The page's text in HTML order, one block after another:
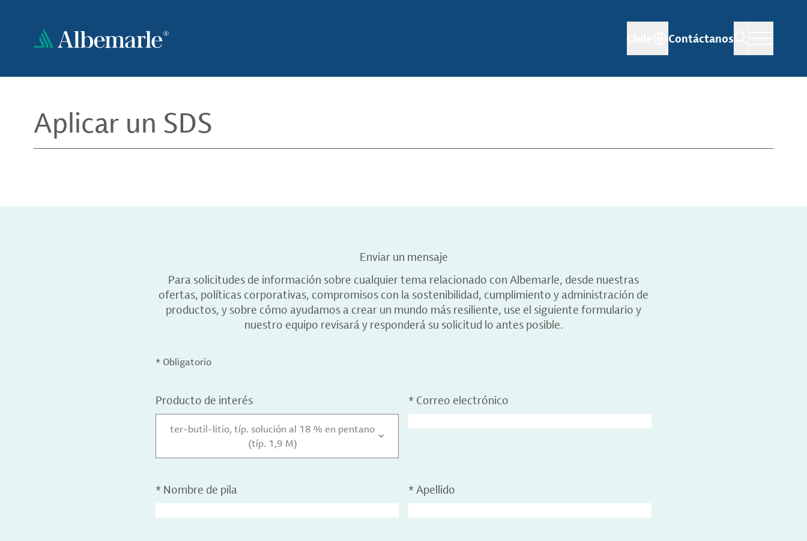
contenido
principal
Contáctanos
Aplicar un SDS
Enviar un mensaje
Para solicitudes de información sobre cualquier tema relacionado con Albemarle, desde nuestras
ofertas, políticas corporativas, compromisos con la sostenibilidad, cumplimiento y administración de
productos, y sobre cómo ayudamos a crear un mundo más resiliente, use el siguiente formulario y
nuestro equipo revisará y responderá su solicitud lo antes posible.
* Obligatorio
Producto de interés
ter-butil-litio, típ. solución al 18 % en pentano
(típ. 1,9 M)
* Correo electrónico
* Nombre de pila * Apellido